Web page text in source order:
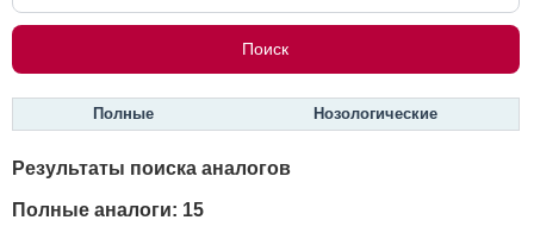
Полные Нозологические
Результаты поиска аналогов
Полные аналоги: 15